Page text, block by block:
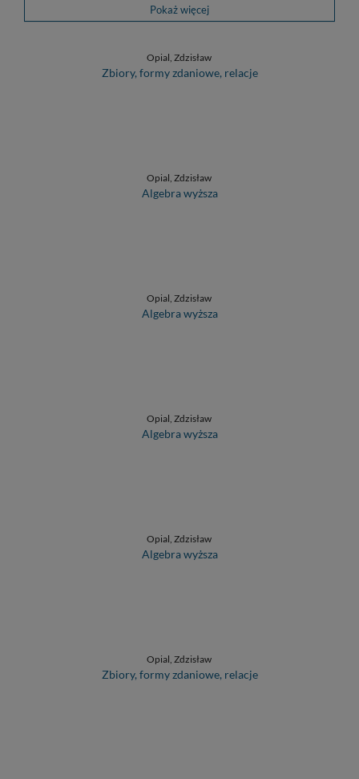
Pokaż więcej
Opial, Zdzisław
Zbiory, formy zdaniowe, relacje
Opial, Zdzisław
Algebra wyższa
Opial, Zdzisław
Algebra wyższa
Opial, Zdzisław
Algebra wyższa
Opial, Zdzisław
Algebra wyższa
Opial, Zdzisław
Zbiory, formy zdaniowe, relacje